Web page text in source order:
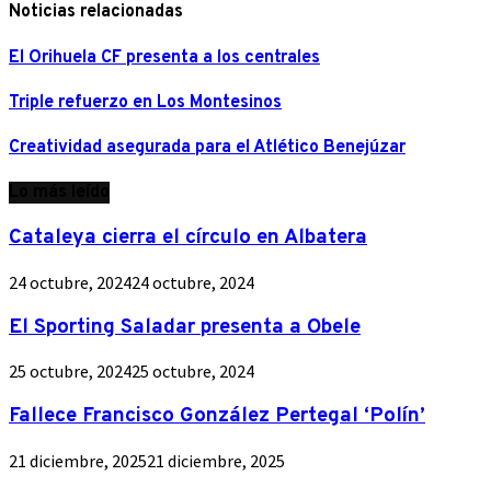
Noticias relacionadas
El Orihuela CF presenta a los centrales
Triple refuerzo en Los Montesinos
Creatividad asegurada para el Atlético Benejúzar
Cataleya cierra el círculo en Albatera
24 octubre, 202424 octubre, 2024
El Sporting Saladar presenta a Obele
25 octubre, 202425 octubre, 2024
Fallece Francisco González Pertegal ‘Polín’
21 diciembre, 202521 diciembre, 2025